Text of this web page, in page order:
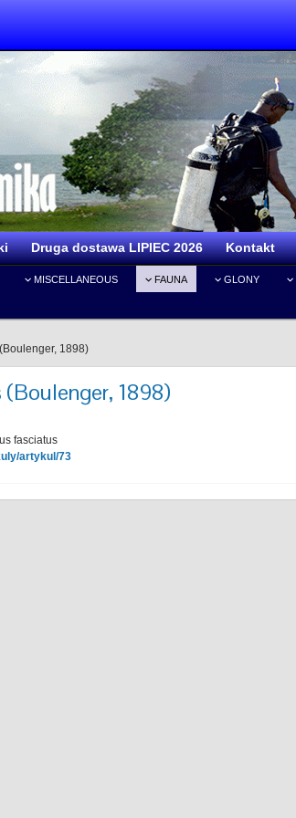
Druga dostawa LIPIEC 2026 Kontakt
MISCELLANEOUS FAUNA GLONY
1898)
1898)
fasciatus
artykul/73